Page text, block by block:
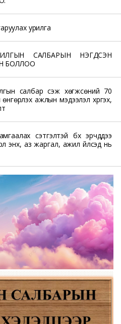
урилга
САЛБАРЫН НЭГДСЭН
БОЛЛОО
салбар үүсэж хөгжсөний 70
ажлын мэдээлэл хүргэх,
сэтгэлтэй бүх эрчүүддээ
энх, аз жаргал, ажил үйлсэд нь